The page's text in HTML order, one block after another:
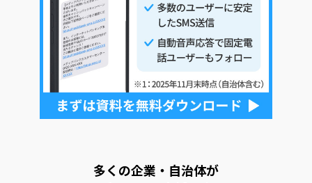
多くの企業・自治体が